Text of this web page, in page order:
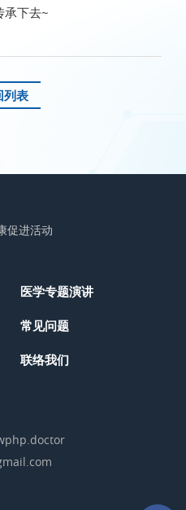
承下去~
列表
促进活动
医学专题演讲
常见问题
联络我们